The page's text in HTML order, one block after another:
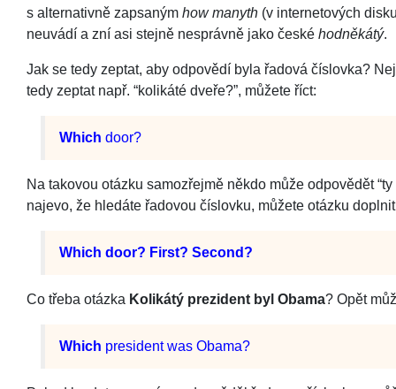
s alternativně zapsaným how manyth (v internetových
neuvádí a zní asi stejně nesprávně jako české hodněkátý.
Jak se tedy zeptat, aby odpovědí byla řadová číslovka?
tedy zeptat např. “kolikáté dveře?”, můžete říct:
Which door?
Na takovou otázku samozřejmě někdo může odpovědět “ty
najevo, že hledáte řadovou číslovku, můžete otázku
Which door? First? Second?
Co třeba otázka Kolikátý prezident byl Obama? Opět
Which president was Obama?